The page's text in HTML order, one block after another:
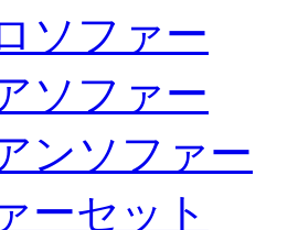
ソファー
ソファー
ンソファー
ーセット